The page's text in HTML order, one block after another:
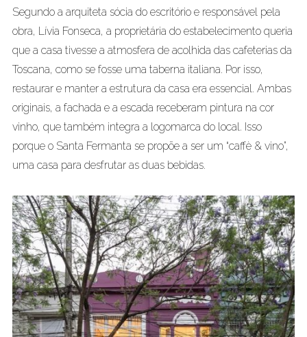
Segundo a arquiteta sócia do escritório e responsável pela
obra, Lívia Fonseca, a proprietária do estabelecimento queria
que a casa tivesse a atmosfera de acolhida das cafeterias da
Toscana, como se fosse uma taberna italiana. Por isso,
restaurar e manter a estrutura da casa era essencial. Ambas
originais, a fachada e a escada receberam pintura na cor
vinho, que também integra a logomarca do local. Isso
porque o Santa Fermanta se propõe a ser um “caffè & vino”,
uma casa para desfrutar as duas bebidas.